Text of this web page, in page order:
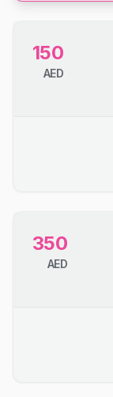
150
AED
350
AED